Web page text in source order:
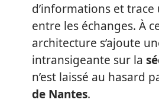
d’informations et
entre les échanges. À
architecture s’ajoute
intransigeante sur la
n’est laissé au hasard
de Nantes.